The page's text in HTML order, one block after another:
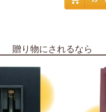
贈り物にされるなら